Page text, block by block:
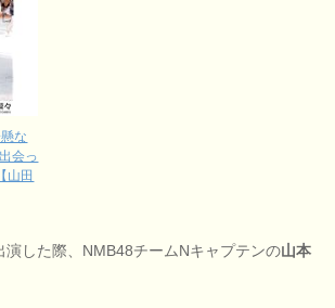
な
会っ
山田
演した際、NMB48チームNキャプテンの山本